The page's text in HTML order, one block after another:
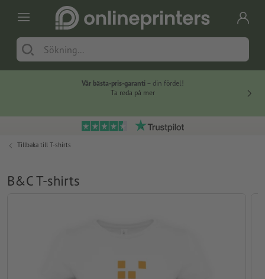
Vår bästa-pris-garanti – din fördel!
Ta reda på mer
Tillbaka till T-shirts
B&C T-shirts